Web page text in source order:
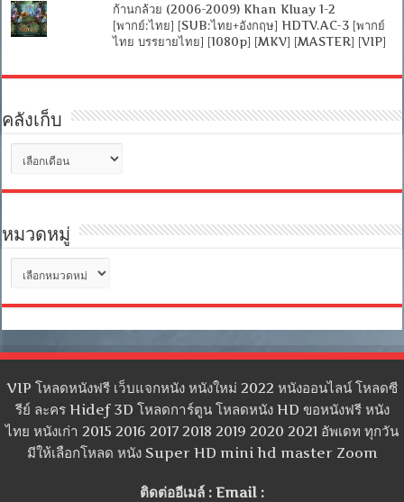
ก้านกล้วย (2006-2009) Khan Kluay 1-2
[พากย์:ไทย] [SUB:ไทย+อังกฤษ] HDTV.AC-3 [พากย์
ไทย บรรยายไทย] [1080p] [MKV] [MASTER] [VIP]
คลังเก็บ
เก็บ
หมวดหมู่
หมู่
VIP โหลดหนังฟรี เว็บแจกหนัง หนังใหม่ 2022 หนังออนไลน์ โหลดซี
รีย์ ละคร Hidef 3D โหลดการ์ตูน โหลดหนัง HD ขอหนังฟรี หนัง
ไทย หนังเก่า 2015 2016 2017 2018 2019 2020 2021 อัพเดท ทุกวัน
มีให้เลือกโหลด หนัง Super HD mini hd master Zoom
ติดต่ออีเมล์ : Email :